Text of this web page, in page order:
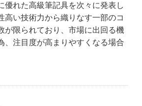
優れた高級筆記具を次々に発表し
高い技術力から織りなす一部のコ
が限られており、市場に出回る機
、注目度が高まりやすくなる場合